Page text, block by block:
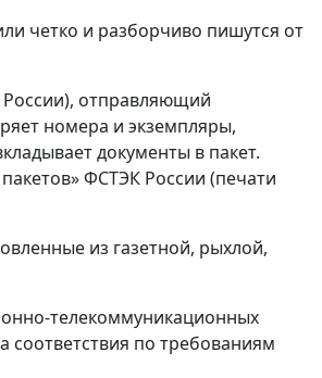
четко и разборчиво пишутся от
России), отправляющий
номера и экземпляры,
документы в пакет.
ФСТЭК России (печати
из газетной, рыхлой,
телекоммуникационных
соответствия по требованиям